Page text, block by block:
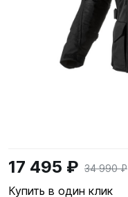
17 495 ₽ 34 990 ₽
Купить в один клик